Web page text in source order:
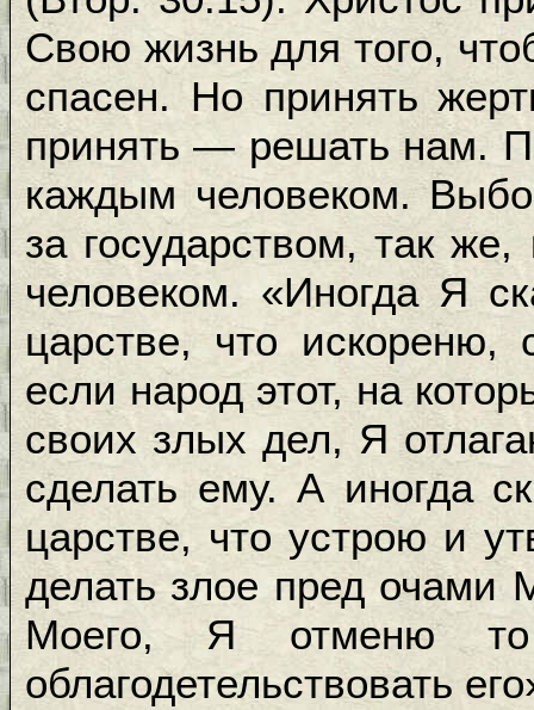
Свою жизнь для того,
спасен. Но принять
принять — решать нам.
каждым человеком.
за государством, так
человеком. «Иногда Я
царстве, что
если народ этот, на
своих злых дел, Я
сделать ему. А иногда
царстве, что устрою и
делать злое пред очами
Моего, Я отменю то
облагодетельствовать